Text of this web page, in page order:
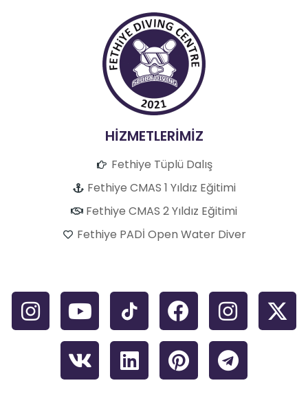
HİZMETLERİMİZ
Fethiye Tüplü Dalış
Fethiye CMAS 1 Yıldız Eğitimi
Fethiye CMAS 2 Yıldız Eğitimi
Fethiye PADİ Open Water Diver